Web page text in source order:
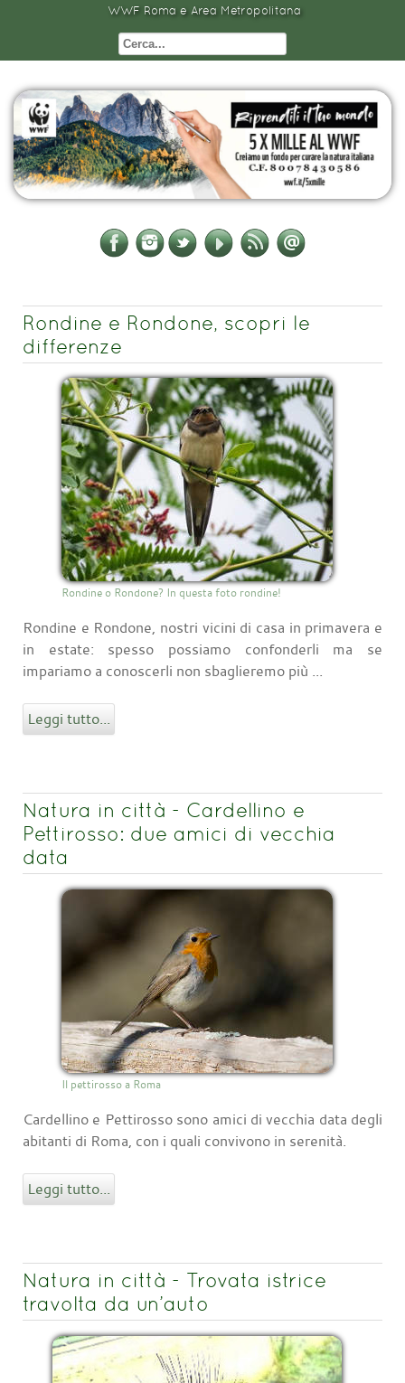
WWF Roma e Area Metropolitana
Rondine e Rondone, scopri le
differenze
Rondine o Rondone? In questa foto rondine!
Rondine e Rondone, nostri vicini di casa in primavera e
in estate: spesso possiamo confonderli ma se
impariamo a conoscerli non sbaglieremo più ...
Leggi tutto...
Natura in città - Cardellino e
Pettirosso: due amici di vecchia
data
Il pettirosso a Roma
Cardellino e Pettirosso sono amici di vecchia data degli
abitanti di Roma, con i quali convivono in serenità.
Leggi tutto...
Natura in città - Trovata istrice
travolta da un’auto